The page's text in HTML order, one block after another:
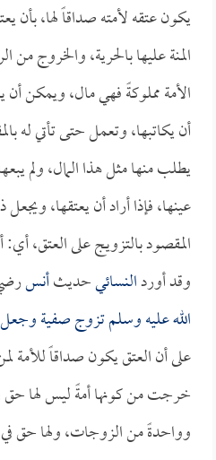
يكون عتقه لأمته صداقاً لها، بأن
المنة عليها بالحرية، والخروج من
الأمة مملوكةً فهي مال، ويمكن أن
أن يكاتبها، وتعمل حتى تأتي له
يطلب منها مثل هذا المال، ولم
عينها، فإذا أراد أن يعتقها،
المقصود بالتزويج على العتق،
وقد أوردالنسائيحديثأنس
الله عليه وسلم تزوجصفيةوجعل
على أن العتق يكون صداقاً للأمة
خرجت من كونها أمةً ليس لها حق
وواحدةً من الزوجات، ولها حق